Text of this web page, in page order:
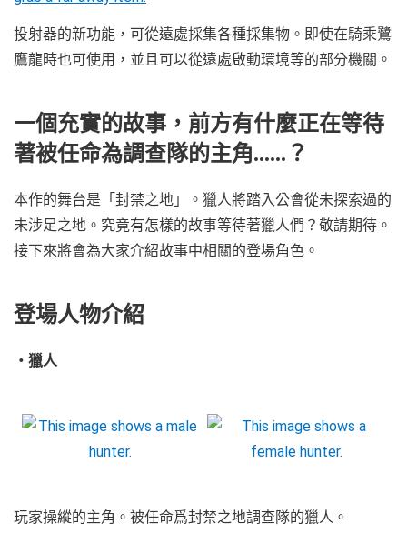
投射器的新功能，可從遠處採集各種採集物。即使在騎乘鷺
鷹龍時也可使用，並且可以從遠處啟動環境等的部分機關。
一個充實的故事，前方有什麼正在等待
著被任命為調查隊的主角……？
本作的舞台是「封禁之地」。獵人將踏入公會從未探索過的
未涉足之地。究竟有怎樣的故事等待著獵人們？敬請期待。
接下來將會為大家介紹故事中相關的登場角色。
登場人物介紹
・獵人
玩家操縱的主角。被任命爲封禁之地調查隊的獵人。